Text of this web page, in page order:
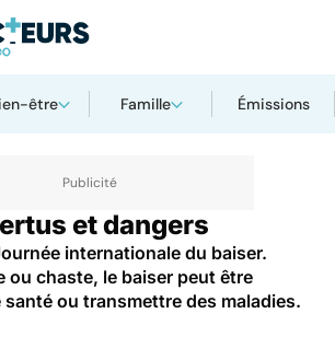
être Famille Émissions
et dangers
internationale du baiser.
ou chaste, le baiser peut être
ou transmettre des maladies.